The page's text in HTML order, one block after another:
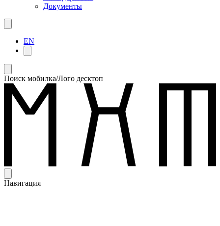
Документы
EN
Поиск мобилка/Лого десктоп
Навигация